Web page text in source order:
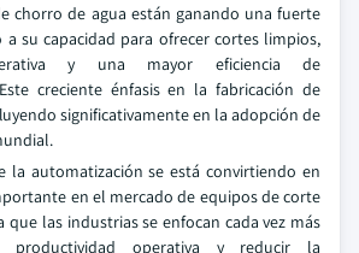
chorro de agua están ganando una fuerte
su capacidad para ofrecer cortes limpios,
y una mayor eficiencia de
creciente énfasis en la fabricación de
significativamente en la adopción de
la automatización se está convirtiendo en
en el mercado de equipos de corte
que las industrias se enfocan cada vez más
operativa y reducir la